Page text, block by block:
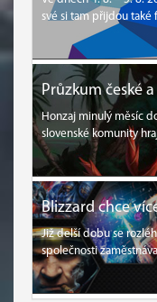
své si tam přijdou
Průzkum české
Honzaj minulý měsíc
slovenské komunity
Blizzard chce
Již delší dobu se
společnosti